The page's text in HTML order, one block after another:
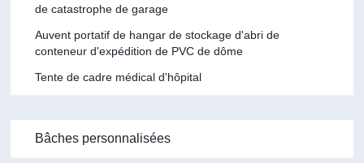
de catastrophe de garage
Auvent portatif de hangar de stockage d'abri de
conteneur d'expédition de PVC de dôme
Tente de cadre médical d'hôpital
Bâches personnalisées